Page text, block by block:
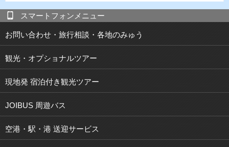
スマートフォンメニュー
お問い合わせ・旅行相談・各地のみゅう
観光・オプショナルツアー
現地発 宿泊付き観光ツアー
JOIBUS 周遊バス
空港・駅・港 送迎サービス